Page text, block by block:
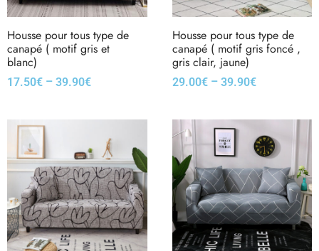
Housse pour tous type de
canapé ( motif gris et
blanc)
17.50€ – 39.90€
Housse pour tous type de
canapé ( motif gris foncé ,
gris clair, jaune)
29.00€– 39.90€